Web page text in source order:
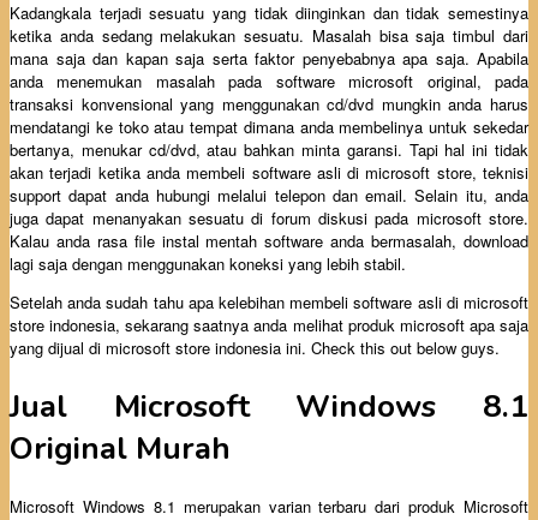
Kadangkala terjadi sesuatu yang tidak diinginkan dan tidak semestinya
ketika anda sedang melakukan sesuatu. Masalah bisa saja timbul dari
mana saja dan kapan saja serta faktor penyebabnya apa saja. Apabila
anda menemukan masalah pada software microsoft original, pada
transaksi konvensional yang menggunakan cd/dvd mungkin anda harus
mendatangi ke toko atau tempat dimana anda membelinya untuk sekedar
bertanya, menukar cd/dvd, atau bahkan minta garansi. Tapi hal ini tidak
akan terjadi ketika anda membeli software asli di microsoft store, teknisi
support dapat anda hubungi melalui telepon dan email. Selain itu, anda
juga dapat menanyakan sesuatu di forum diskusi pada microsoft store.
Kalau anda rasa file instal mentah software anda bermasalah, download
lagi saja dengan menggunakan koneksi yang lebih stabil.
Setelah anda sudah tahu apa kelebihan membeli software asli di microsoft
store indonesia, sekarang saatnya anda melihat produk microsoft apa saja
yang dijual di microsoft store indonesia ini. Check this out below guys.
Jual Microsoft Windows 8.1
Original Murah
Microsoft Windows 8.1 merupakan varian terbaru dari produk Microsoft